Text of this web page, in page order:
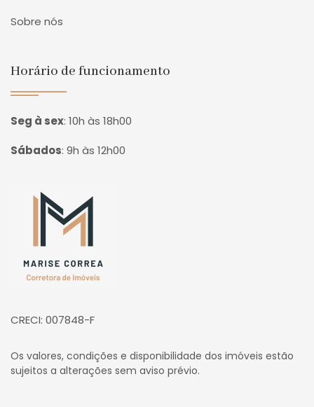
Sobre nós
Horário de funcionamento
Seg à sex: 10h às 18h00
Sábados: 9h às 12h00
Página inicial
CRECI: 007848-F
Os valores, condições e disponibilidade dos imóveis estão
sujeitos a alterações sem aviso prévio.